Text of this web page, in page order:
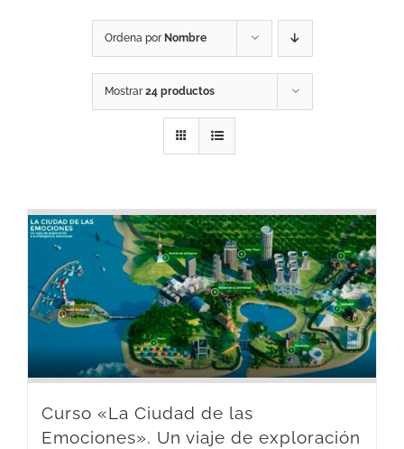
Ordena por Nombre
Mostrar24 productos
Curso «La Ciudad de las
Emociones». Un viaje de exploración